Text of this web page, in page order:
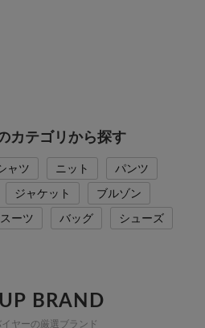
カテゴリから探す
ャツ ニット
パンツ
ジャケット
ブルゾン
ーツ バッグ
シューズ
BRAND
ヤーの厳選ブランド